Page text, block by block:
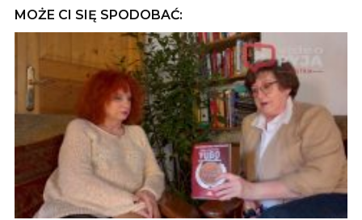
MOŻE CI SIĘ SPODOBAĆ: